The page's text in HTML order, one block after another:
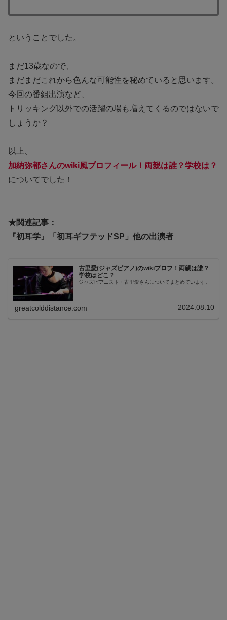
ということでした。
まだ13歳なので、
まだまだこれから色んな可能性を秘めていると思います。
今回の番組出演など、
トリッキング以外での活躍の場も増えてくるのではないで
しょうか？
以上、
加納弥都さんのwiki風プロフィール！両親は誰？学校は？
についてでした！
★関連記事：
『初耳学』「初耳ギフテッドSP」他の出演者
古里愛(ジャズピアノ)のwikiプロフ！両親は誰？
学校はどこ？
ジャズピアニスト・古里愛さんについてまとめています。
greatcolddistance.com 2024.08.10